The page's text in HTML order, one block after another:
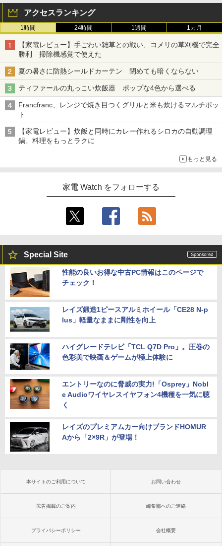
アクセスランキング
1時間 24時間 1週間 1カ月
【家電レビュー】手ごわい雑草との戦い、コメリの草刈機で完全
勝利 掃除機感覚で使えた
夏の暑さに防熱シールドカーテン 閉めても暗くならない
ティファールの丸っこい炊飯器 ポップな4色から選べる
Francfranc、レンジで焼き目つくグリルと米も炊けるマルチポッ
ト
【家電レビュー】炊飯と同時にカレー作れるシロカの自動調理
鍋、料理をもっとラクに
もっと見る
家電 Watch をフォローする
Special Site
性能の良いお得な中古PC情報はこのページで
チェック！
レイズ鍛造1ピースアルミホイール「CE28 N-p
lus」軽量なままに剛性を向上
ハイグレードテレビ「TCL Q7D Pro」。圧巻の
色彩美で映画＆ゲームが極上体験に
エントリーなのに脅威の実力!「Osprey」Nobl
e Audioワイヤレスイヤフォン4機種を一気に聴
く
レイズのプレミアムカー向けブランドHOMUR
Aから「2×9R」が登場！
本サイトのご利用について お問い合わせ
広告掲載のご案内 編集部へのご連絡
プライバシーポリシー 会社概要